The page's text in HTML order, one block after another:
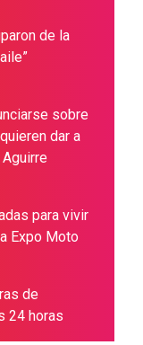
de la
sobre
dar a
para vivir
Expo Moto
de
24 horas